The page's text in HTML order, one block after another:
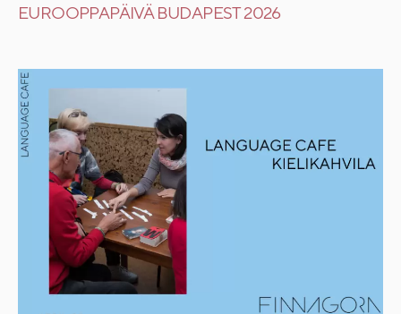
EUROOPPAPÄIVÄ BUDAPEST 2026